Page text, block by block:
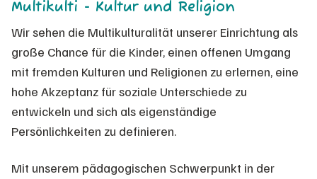
Multikulti - Kultur und Religion
Wir sehen die Multikulturalität unserer Einrichtung als
große Chance für die Kinder, einen offenen Umgang
mit fremden Kulturen und Religionen zu erlernen, eine
hohe Akzeptanz für soziale Unterschiede zu
entwickeln und sich als eigenständige
Persönlichkeiten zu definieren.
Mit unserem pädagogischen Schwerpunkt in der